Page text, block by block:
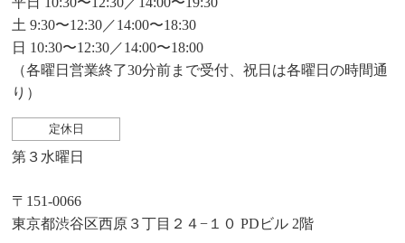
土 9:30〜12:30／14:00〜18:30
日 10:30〜12:30／14:00〜18:00
（各曜日営業終了30分前まで受付、祝日は各曜日の時間通
り）
定休日
第３水曜日
〒151-0066
東京都渋谷区西原３丁目２４−１０ PDビル 2階